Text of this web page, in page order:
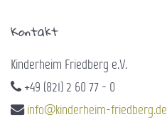
Kontakt
Kinderheim Friedberg e.V.
+49 (821) 2 60 77 - 0
info@kinderheim-friedberg.de